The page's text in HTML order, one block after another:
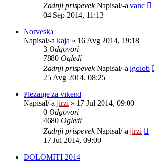
Zadnji prispevekNapisal/-a vanc
04 Sep 2014, 11:13
Norveska
Napisal/-a kaja » 16 Avg 2014, 19:18
3 Odgovori
7880 Ogledi
Zadnji prispevekNapisal/-a lgolob
25 Avg 2014, 08:25
Plezanje za vikend
Napisal/-a jirzi » 17 Jul 2014, 09:00
0 Odgovori
4680 Ogledi
Zadnji prispevekNapisal/-a jirzi
17 Jul 2014, 09:00
DOLOMITI 2014